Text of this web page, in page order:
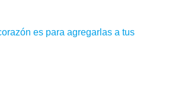
es para agregarlas a tus